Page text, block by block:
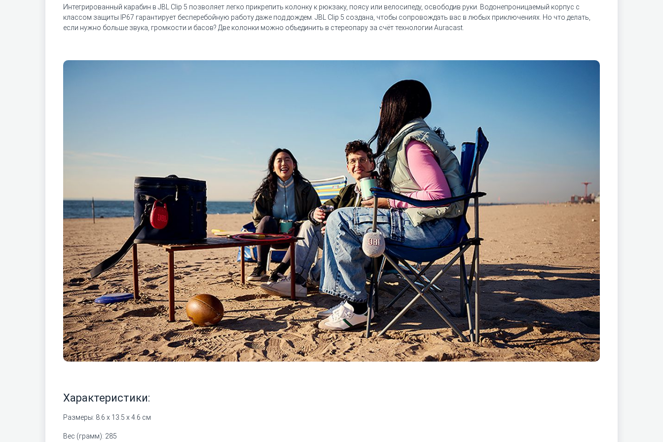
Интегрированный карабин в JBL Clip 5 позволяет легко прикрепить колонку к рюкзаку, поясу или велосипеду, освободив руки. Водонепроницаемый корпус с
классом защиты IP67 гарантирует бесперебойную работу даже под дождем. JBL Clip 5 создана, чтобы сопровождать вас в любых приключениях. Но что делать,
если нужно больше звука, громкости и басов? Две колонки можно объединить в стереопару за счёт технологии Auracast.
Характеристики:
Размеры: 8.6 x 13.5 x 4.6 см
Вес (грамм): 285